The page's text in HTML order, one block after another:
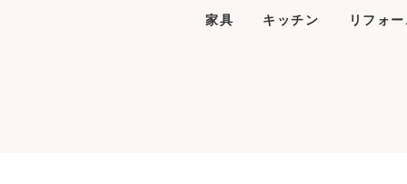
家具 キッチン リフォ